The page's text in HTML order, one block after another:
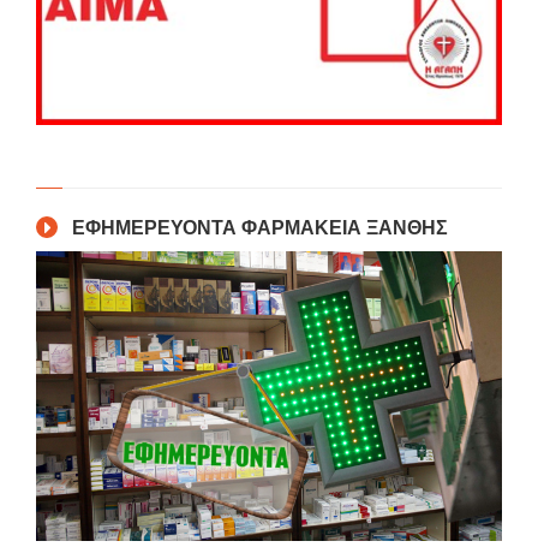
ΕΦΗΜΕΡΕΥΟΝΤΑ ΦΑΡΜΑΚΕΙΑ ΞΑΝΘΗΣ